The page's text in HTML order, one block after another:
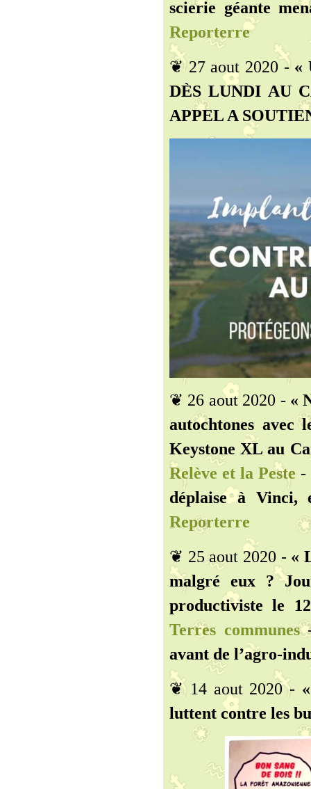
scierie géante
Reporterre
❦ 27 aout 2020 - «
DÈS LUNDI AU
APPEL A
❦ 26 aout 2020 - «
autochtones avec
Keystone XL au
Relève et la Peste -
déplaise à Vinci,
Reporterre
❦ 25 aout 2020 - «
malgré eux ?
productiviste le
Terres communes
avant de l’agro-
❦ 14 aout 2020 -
luttent contre les